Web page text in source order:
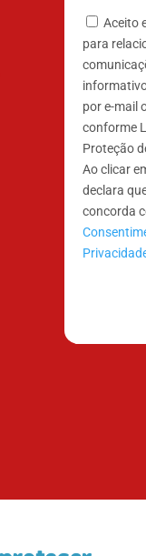
Aceito
para
por e-mail
conforme
Proteção
Ao clicar
declara
concorda